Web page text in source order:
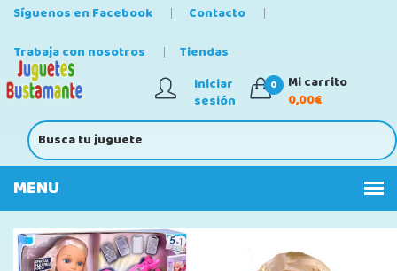
Síguenos en Facebook
Contacto
Trabaja con nosotros
Tiendas
Iniciar
sesión
0
Mi carrito
0,00€